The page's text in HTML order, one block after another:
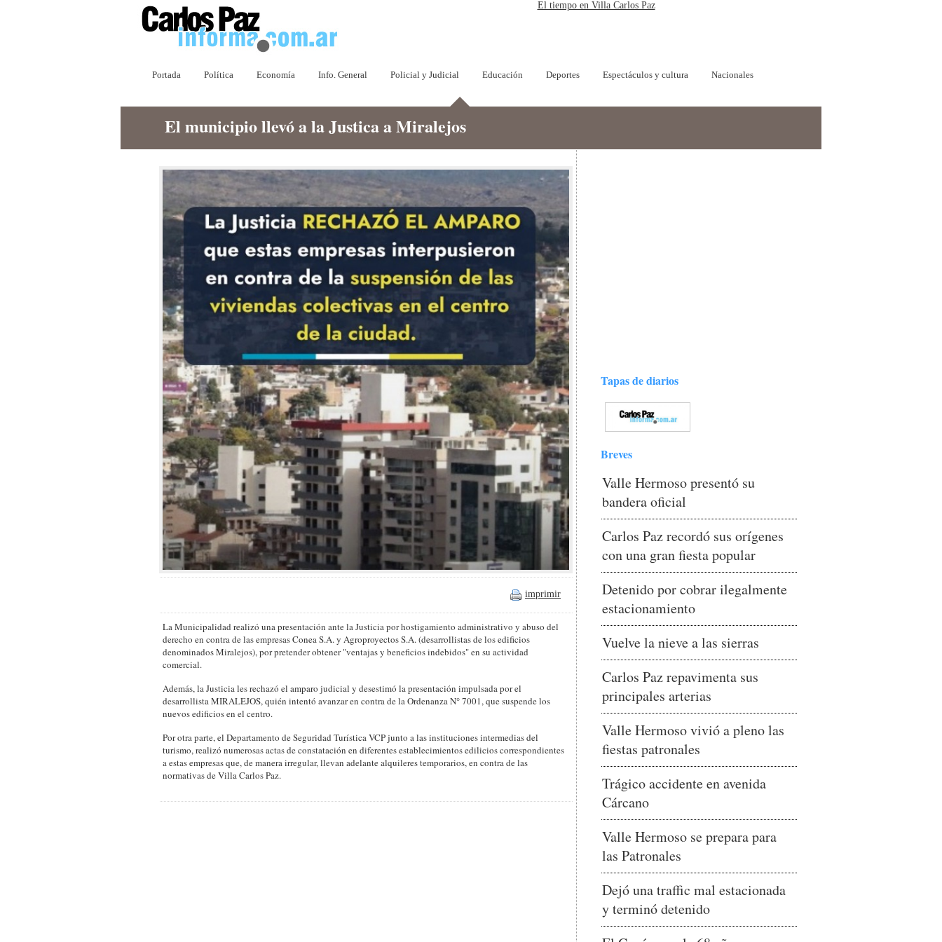
El tiempo en Villa Carlos Paz
Portada Política Economía Info. General Policial y Judicial Educación Deportes Espectáculos y cultura Nacionales
El municipio llevó a la Justica a Miralejos
imprimir
La Municipalidad realizó una presentación ante la Justicia por hostigamiento administrativo y abuso del
derecho en contra de las empresas Conea S.A. y Agroproyectos S.A. (desarrollistas de los edificios
denominados Miralejos), por pretender obtener "ventajas y beneficios indebidos" en su actividad
comercial.
Además, la Justicia les rechazó el amparo judicial y desestimó la presentación impulsada por el
desarrollista MIRALEJOS, quién intentó avanzar en contra de la Ordenanza N° 7001, que suspende los
nuevos edificios en el centro.
Por otra parte, el Departamento de Seguridad Turística VCP junto a las instituciones intermedias del
turismo, realizó numerosas actas de constatación en diferentes establecimientos edilicios correspondientes
a estas empresas que, de manera irregular, llevan adelante alquileres temporarios, en contra de las
normativas de Villa Carlos Paz.
Tapas de diarios
Breves
Valle Hermoso presentó su
bandera oficial
Carlos Paz recordó sus orígenes
con una gran fiesta popular
Detenido por cobrar ilegalmente
estacionamiento
Vuelve la nieve a las sierras
Carlos Paz repavimenta sus
principales arterias
Valle Hermoso vivió a pleno las
fiestas patronales
Trágico accidente en avenida
Cárcano
Valle Hermoso se prepara para
las Patronales
Dejó una traffic mal estacionada
y terminó detenido